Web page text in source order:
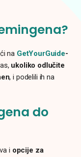
na GetYourGuide-
ukoliko odlučite
, i podelili ih na
do
i opcije za